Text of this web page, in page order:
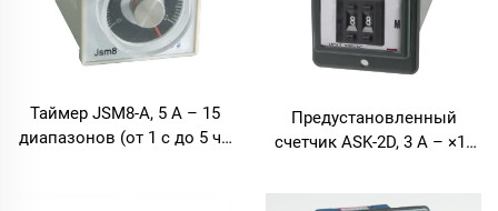
Таймер JSM8-A, 5 А – 15
диапазонов (от 1 с до 5 ч),
Предустановленный
счетчик ASK-2D, 3 А – ×1/